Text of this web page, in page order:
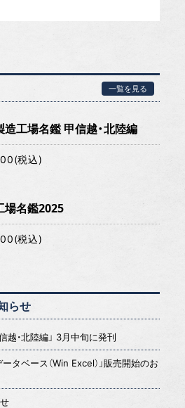
一覧を見る
造工場名鑑 甲信越・北陸編
税込)
場名鑑2025
税込)
らせ
越・北陸編」 3月中旬に発刊
タベース（Win Excel）」販売開始のお